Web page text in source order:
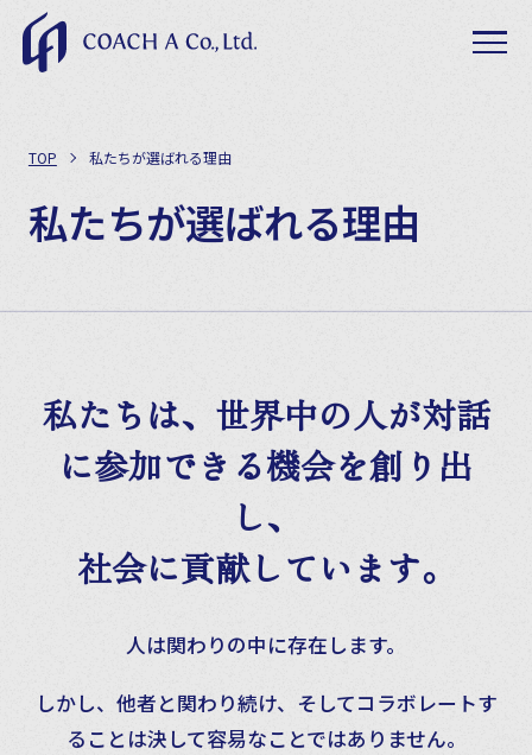
TOP 私たちが選ばれる理由
私たちが選ばれる理由
私たちは、世界中の人が対話
に参加できる機会を創り出
し、
社会に貢献しています。
人は関わりの中に存在します。
しかし、他者と関わり続け、そしてコラボレートす
ることは決して容易なことではありません。